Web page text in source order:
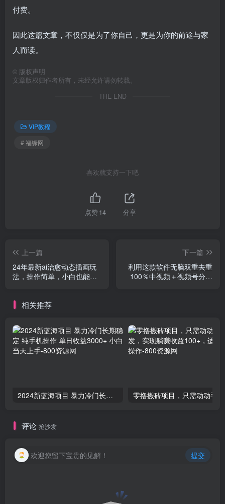
付费。
因此这篇文章，不仅仅是为了你自己，更是为你的前途与家
人而读。
© 版权声明
文章版权归作者所有，未经允许请勿转载。
THE END
VIP教程
# 福缘网
喜欢就支持一下吧
点赞14 分享
上一篇
24年最新ai治愈动态插画玩
法，操作简单，小白也能轻
下一篇
利用这款软件无脑双重去重
100％中视频＋视频号分成
相关推荐
2024新蓝海项目 暴力冷门长期稳定 纯手机操作 单日收益3000+ 小白当天上手
评论 抢沙发
欢迎您留下宝贵的见解！ 提交